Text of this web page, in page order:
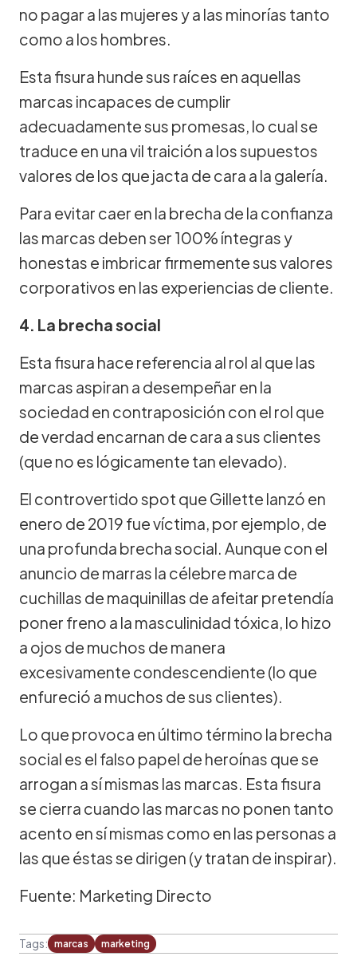
no pagar a las mujeres y a las minorías tanto
como a los hombres.
Esta fisura hunde sus raíces en aquellas
marcas incapaces de cumplir
adecuadamente sus promesas, lo cual se
traduce en una vil traición a los supuestos
valores de los que jacta de cara a la galería.
Para evitar caer en la brecha de la confianza
las marcas deben ser 100% íntegras y
honestas e imbricar firmemente sus valores
corporativos en las experiencias de cliente.
4. La brecha social
Esta fisura hace referencia al rol al que las
marcas aspiran a desempeñar en la
sociedad en contraposición con el rol que
de verdad encarnan de cara a sus clientes
(que no es lógicamente tan elevado).
El controvertido spot que Gillette lanzó en
enero de 2019 fue víctima, por ejemplo, de
una profunda brecha social. Aunque con el
anuncio de marras la célebre marca de
cuchillas de maquinillas de afeitar pretendía
poner freno a la masculinidad tóxica, lo hizo
a ojos de muchos de manera
excesivamente condescendiente (lo que
enfureció a muchos de sus clientes).
Lo que provoca en último término la brecha
social es el falso papel de heroínas que se
arrogan a sí mismas las marcas. Esta fisura
se cierra cuando las marcas no ponen tanto
acento en sí mismas como en las personas a
las que éstas se dirigen (y tratan de inspirar).
Fuente: Marketing Directo
Tags: marcas marketing